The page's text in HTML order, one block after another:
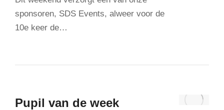
sponsoren, SDS Events, alweer voor de
10e keer de…
Pupil van de week